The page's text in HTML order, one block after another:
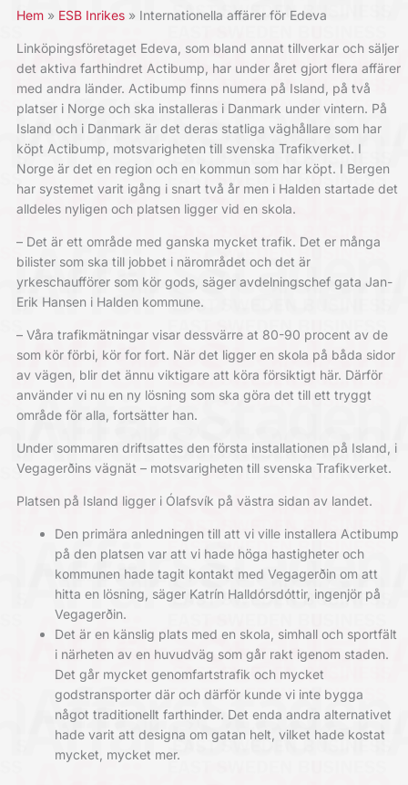
Hem
ESB Inrikes Internationella affärer för Edeva
Linköpingsföretaget Edeva, som bland annat tillverkar och säljer
det aktiva farthindret Actibump, har under året gjort flera affärer
med andra länder. Actibump finns numera på Island, på två
platser i Norge och ska installeras i Danmark under vintern. På
Island och i Danmark är det deras statliga väghållare som har
köpt Actibump, motsvarigheten till svenska Trafikverket. I
Norge är det en region och en kommun som har köpt. I Bergen
har systemet varit igång i snart två år men i Halden startade det
alldeles nyligen och platsen ligger vid en skola.
– Det är ett område med ganska mycket trafik. Det er många
bilister som ska till jobbet i närområdet och det är
yrkeschaufförer som kör gods, säger avdelningschef gata Jan-
Erik Hansen i Halden kommune.
– Våra trafikmätningar visar dessvärre at 80-90 procent av de
som kör förbi, kör for fort. När det ligger en skola på båda sidor
av vägen, blir det ännu viktigare att köra försiktigt här. Därför
använder vi nu en ny lösning som ska göra det till ett tryggt
område för alla, fortsätter han.
Under sommaren driftsattes den första installationen på Island, i
Vegagerðins vägnät – motsvarigheten till svenska Trafikverket.
Platsen på Island ligger i Ólafsvík på västra sidan av landet.
Den primära anledningen till att vi ville installera Actibump
på den platsen var att vi hade höga hastigheter och
kommunen hade tagit kontakt med Vegagerðin om att
hitta en lösning, säger Katrín Halldórsdóttir, ingenjör på
Vegagerðin.
Det är en känslig plats med en skola, simhall och sportfält
i närheten av en huvudväg som går rakt igenom staden.
Det går mycket genomfartstrafik och mycket
godstransporter där och därför kunde vi inte bygga
något traditionellt farthinder. Det enda andra alternativet
hade varit att designa om gatan helt, vilket hade kostat
mycket, mycket mer.